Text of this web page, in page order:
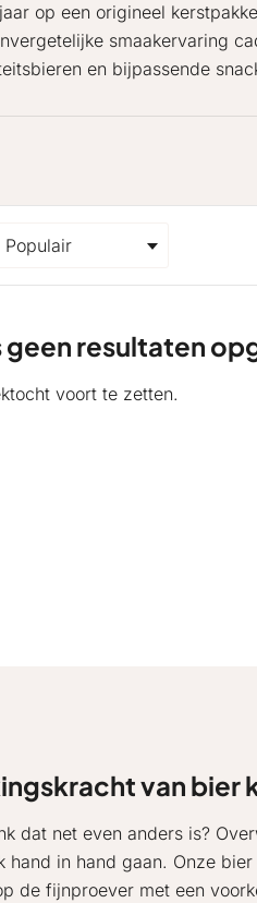
op een origineel
smaakervaring
en bijpassende
resultaten
voort te zetten.
van
dat net even anders is?
hand in hand gaan. Onze
de fijnproever met een